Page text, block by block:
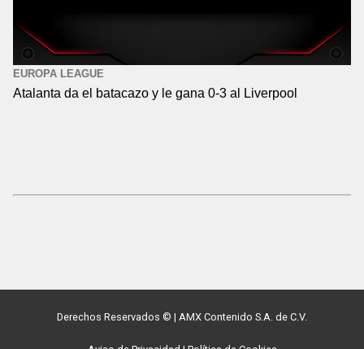
EUROPA LEAGUE
Atalanta da el batacazo y le gana 0-3 al Liverpool
Derechos Reservados © | AMX Contenido S.A. de C.V.